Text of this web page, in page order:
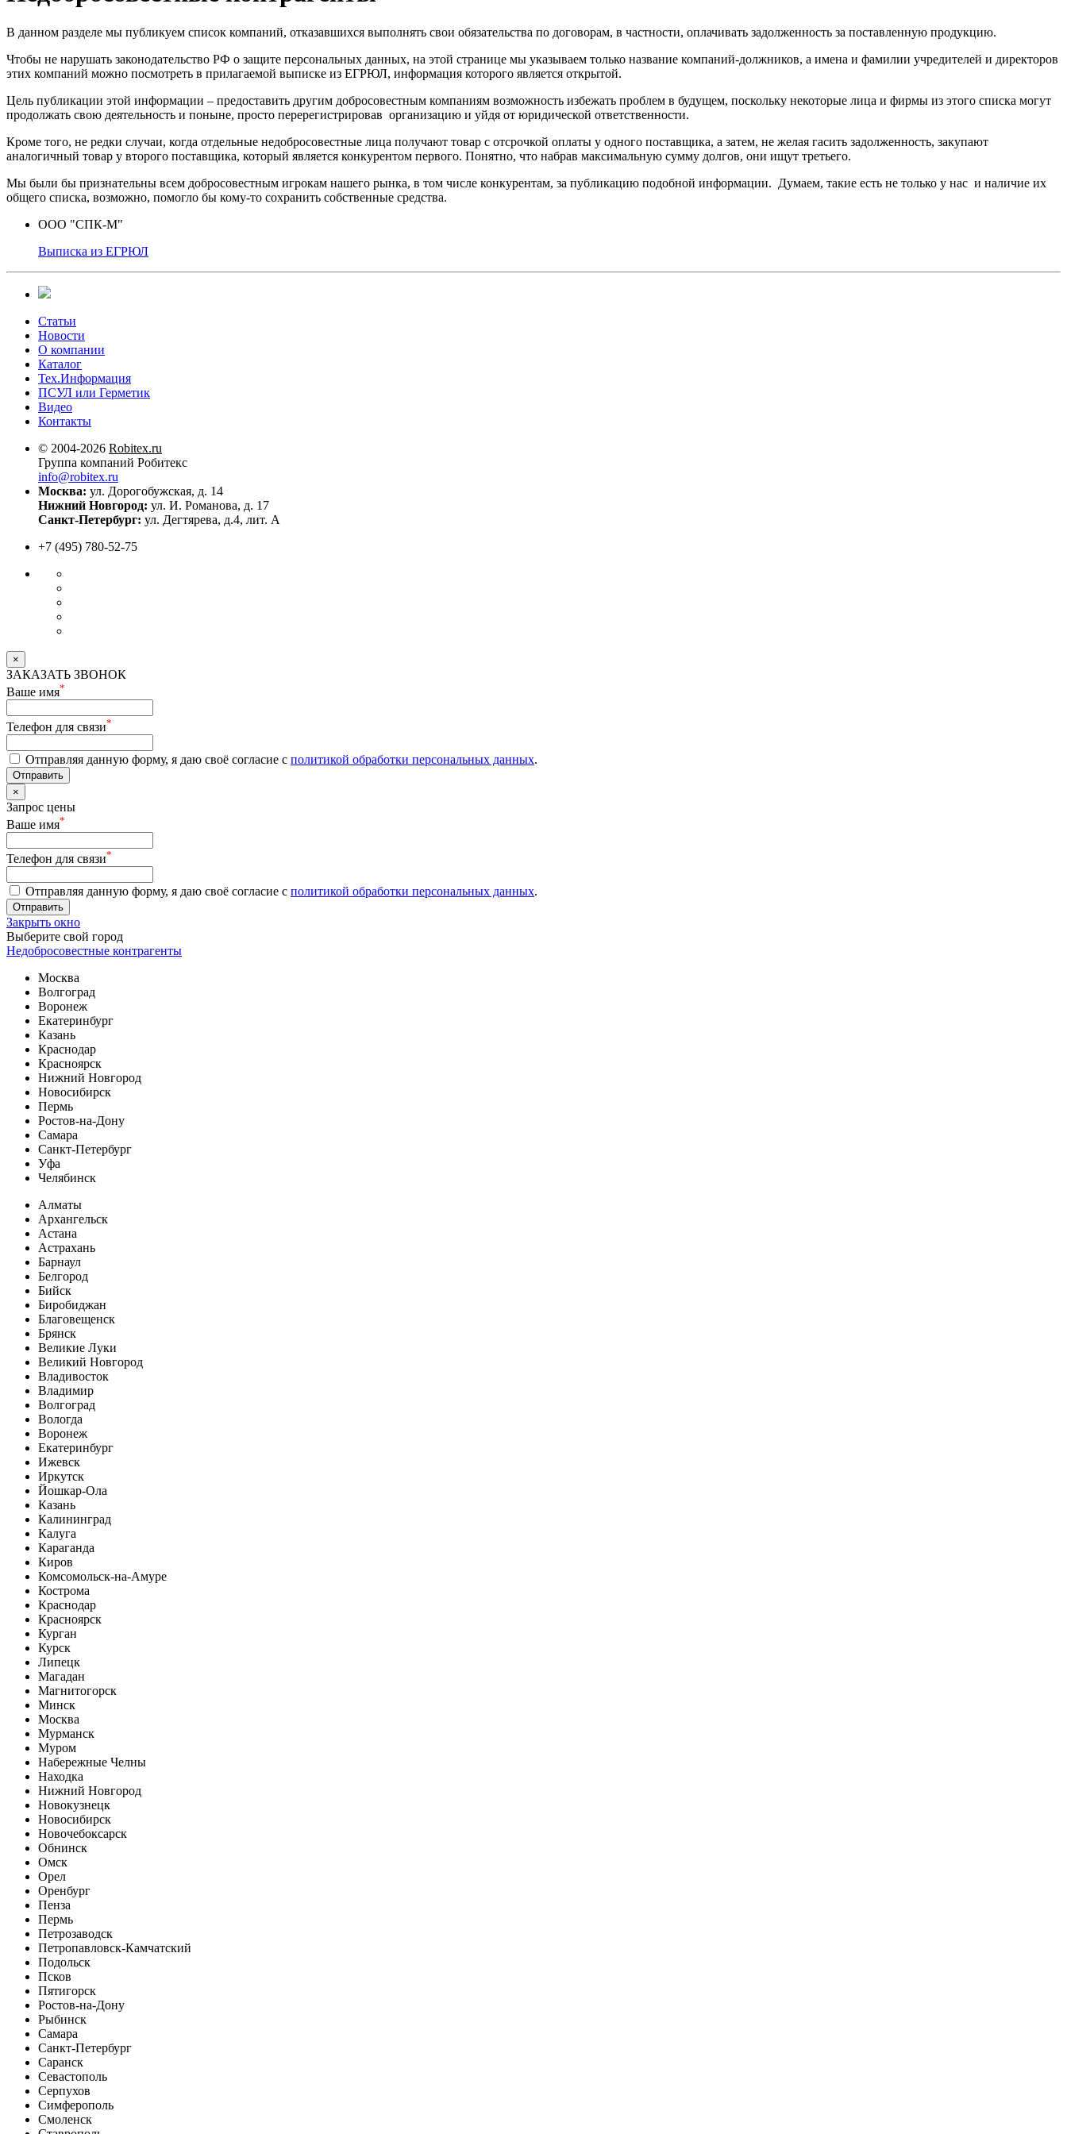
В данном разделе мы публикуем список компаний, отказавшихся выполнять свои обязательства по договорам, в частности, оплачивать задолженность за поставленную продукцию.
Чтобы не нарушать законодательство РФ о защите персональных данных, на этой странице мы указываем только название компаний-должников, а имена и фамилии учредителей и директоров
этих компаний можно посмотреть в прилагаемой выписке из ЕГРЮЛ, информация которого является открытой.
Цель публикации этой информации – предоставить другим добросовестным компаниям возможность избежать проблем в будущем, поскольку некоторые лица и фирмы из этого списка могут
продолжать свою деятельность и поныне, просто перерегистрировав организацию и уйдя от юридической ответственности.
Кроме того, не редки случаи, когда отдельные недобросовестные лица получают товар с отсрочкой оплаты у одного поставщика, а затем, не желая гасить задолженность, закупают
аналогичный товар у второго поставщика, который является конкурентом первого. Понятно, что набрав максимальную сумму долгов, они ищут третьего.
Мы были бы признательны всем добросовестным игрокам нашего рынка, в том числе конкурентам, за публикацию подобной информации. Думаем, такие есть не только у нас и наличие их
общего списка, возможно, помогло бы кому-то сохранить собственные средства.
ООО "СПК-М"
Выписка из ЕГРЮЛ
Статьи
Новости
О компании
Каталог
Тех.Информация
ПСУЛ или Герметик
Видео
Контакты
© 2004-2026 Robitex.ru
Группа компаний Робитекс
info@robitex.ru
Москва: ул. Дорогобужская, д. 14
Нижний Новгород: ул. И. Романова, д. 17
Санкт-Петербург: ул. Дегтярева, д.4, лит. А
+7 (495) 780-52-75
×
ЗАКАЗАТЬ ЗВОНОК
Ваше имя*
Телефон для связи*
Отправляя данную форму, я даю своё согласие с политикой обработки персональных данных.
Отправить
×
Запрос цены
Ваше имя*
Телефон для связи*
Отправляя данную форму, я даю своё согласие с политикой обработки персональных данных.
Отправить
Закрыть окно
Выберите свой город
Недобросовестные контрагенты
Москва
Волгоград
Воронеж
Екатеринбург
Казань
Краснодар
Красноярск
Нижний Новгород
Новосибирск
Пермь
Ростов-на-Дону
Самара
Санкт-Петербург
Уфа
Челябинск
Алматы
Архангельск
Астана
Астрахань
Барнаул
Белгород
Бийск
Биробиджан
Благовещенск
Брянск
Великие Луки
Великий Новгород
Владивосток
Владимир
Волгоград
Вологда
Воронеж
Екатеринбург
Ижевск
Иркутск
Йошкар-Ола
Казань
Калининград
Калуга
Караганда
Киров
Комсомольск-на-Амуре
Кострома
Краснодар
Красноярск
Курган
Курск
Липецк
Магадан
Магнитогорск
Минск
Москва
Мурманск
Муром
Набережные Челны
Находка
Нижний Новгород
Новокузнецк
Новосибирск
Новочебоксарск
Обнинск
Омск
Орел
Оренбург
Пенза
Пермь
Петрозаводск
Петропавловск-Камчатский
Подольск
Псков
Пятигорск
Ростов-на-Дону
Рыбинск
Самара
Санкт-Петербург
Саранск
Севастополь
Серпухов
Симферополь
Смоленск